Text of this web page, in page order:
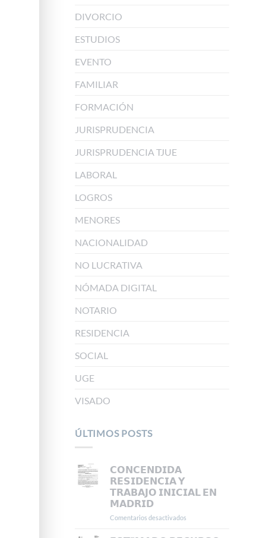
DIVORCIO
ESTUDIOS
EVENTO
FAMILIAR
FORMACIÓN
JURISPRUDENCIA
JURISPRUDENCIA TJUE
LABORAL
LOGROS
MENORES
NACIONALIDAD
NO LUCRATIVA
NÓMADA DIGITAL
NOTARIO
RESIDENCIA
SOCIAL
UGE
VISADO
ÚLTIMOS POSTS
𝗖𝗢𝗡𝗖𝗘𝗡𝗗𝗜𝗗𝗔
𝗥𝗘𝗦𝗜𝗗𝗘𝗡𝗖𝗜𝗔 𝗬
𝗧𝗥𝗔𝗕𝗔𝗝𝗢 𝗜𝗡𝗜𝗖𝗜𝗔𝗟 𝗘𝗡
𝗠𝗔𝗗𝗥𝗜𝗗
Comentarios desactivados